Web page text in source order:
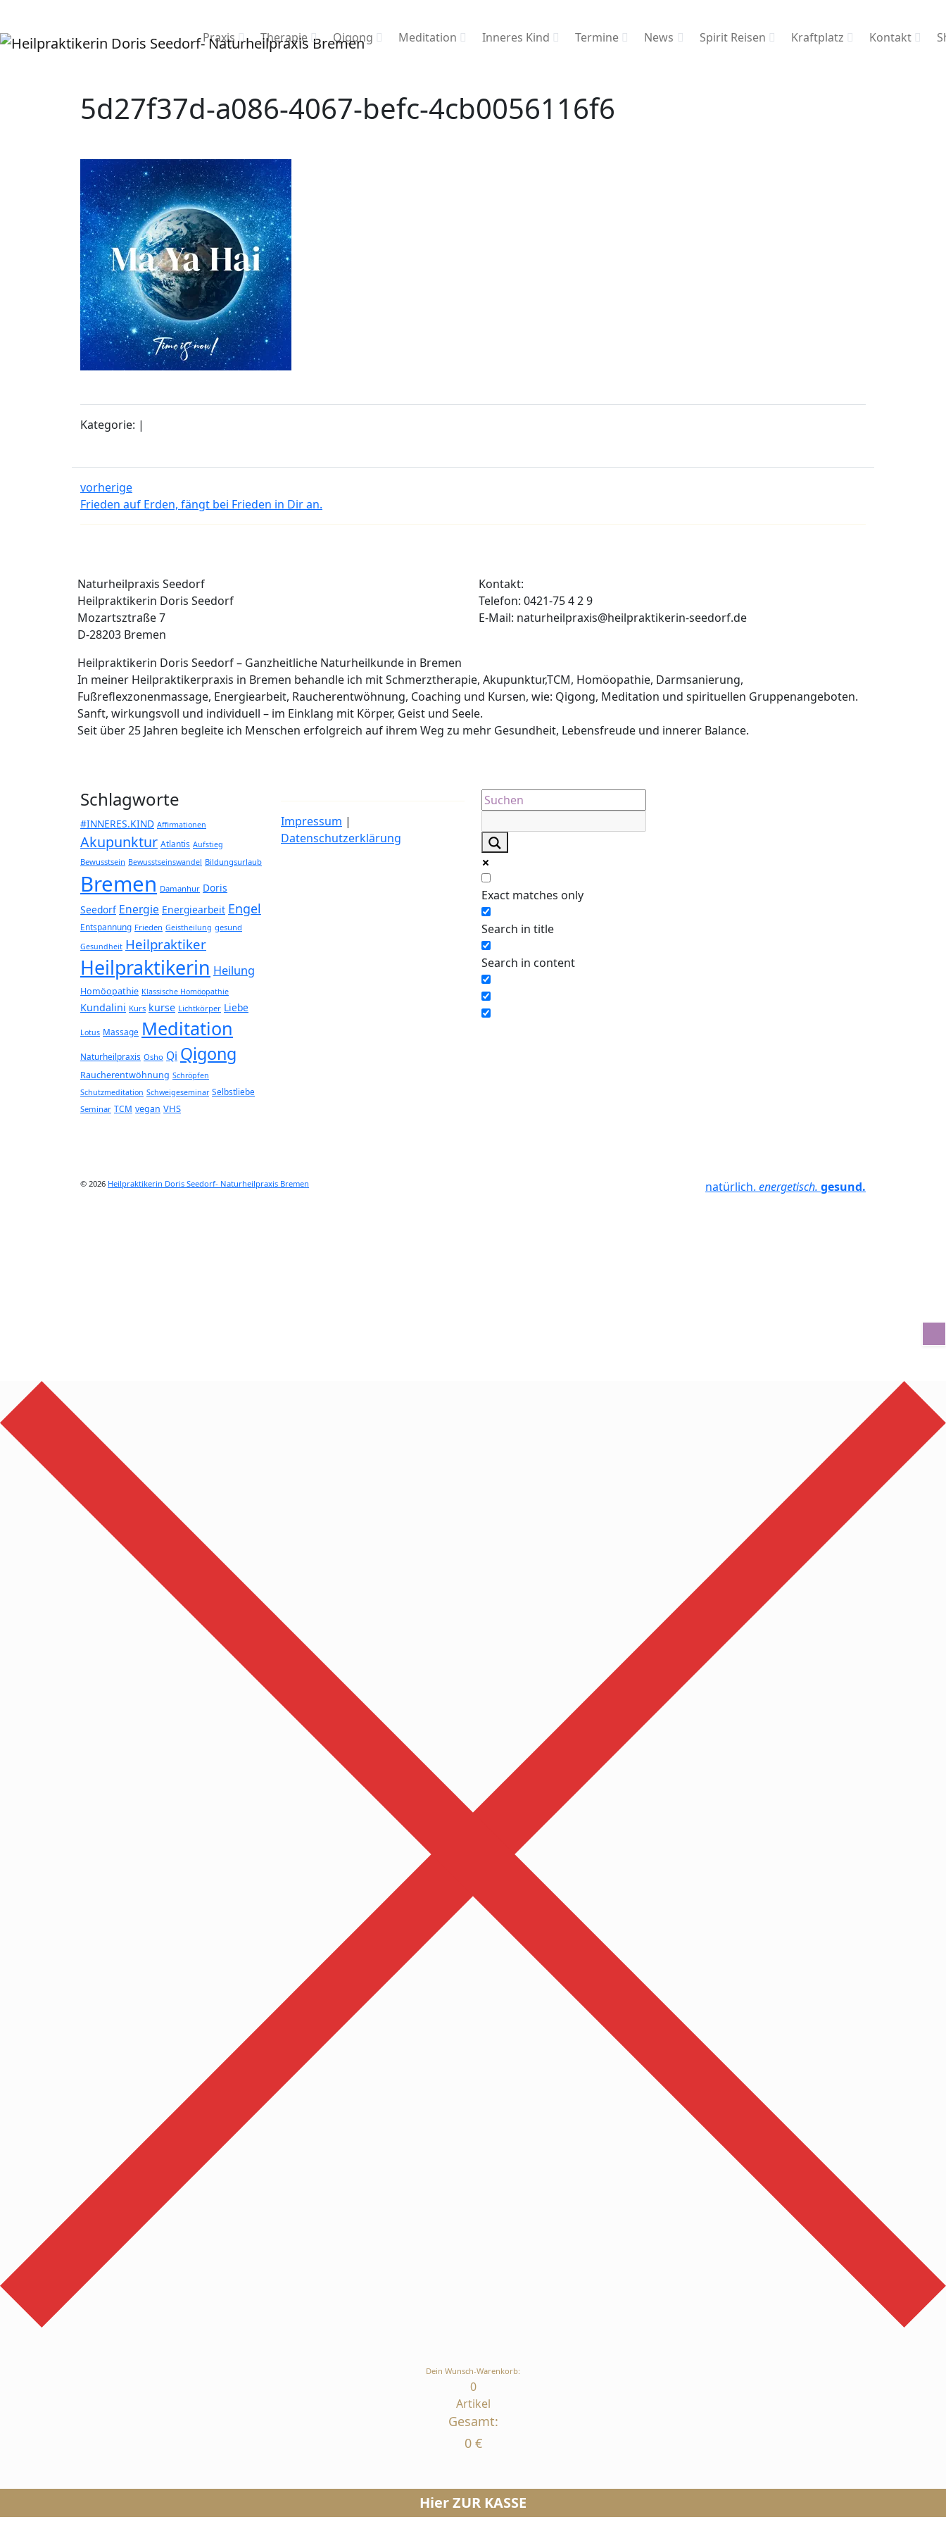
Praxis Therapie Qigong Meditation Inneres Kind Termine News Spirit Reisen Kraftplatz Kontakt
5d27f37d-a086-4067-befc-4cb0056116f6
Kategorie: |
vorherige
Frieden auf Erden, fängt bei Frieden in Dir an.
Naturheilpraxis Seedorf
Heilpraktikerin Doris Seedorf
Mozartsztraße 7
D-28203 Bremen
Kontakt:
Telefon: 0421-75 4 2 9
E-Mail: naturheilpraxis@heilpraktikerin-seedorf.de
Heilpraktikerin Doris Seedorf – Ganzheitliche Naturheilkunde in Bremen
In meiner Heilpraktikerpraxis in Bremen behandle ich mit Schmerztherapie, Akupunktur,TCM, Homöopathie, Darmsanierung,
Fußreflexzonenmassage, Energiearbeit, Raucherentwöhnung, Coaching und Kursen, wie: Qigong, Meditation und spirituellen Gruppenangeboten.
Sanft, wirkungsvoll und individuell – im Einklang mit Körper, Geist und Seele.
Seit über 25 Jahren begleite ich Menschen erfolgreich auf ihrem Weg zu mehr Gesundheit, Lebensfreude und innerer Balance.
Schlagworte
#INNERES.KIND Affirmationen
Akupunktur Atlantis Aufstieg
Bewusstsein Bewusstseinswandel Bildungsurlaub
Bremen Damanhur Doris
Seedorf Energie Energiearbeit Engel
Entspannung Frieden Geistheilung gesund
Gesundheit Heilpraktiker
Heilpraktikerin Heilung
Homöopathie Klassische Homöopathie
Kundalini Kurs kurse Lichtkörper Liebe
Lotus Massage Meditation
Naturheilpraxis Osho Qi Qigong
Raucherentwöhnung Schröpfen
Schutzmeditation Schweigeseminar Selbstliebe
Seminar TCM vegan VHS
Impressum |
Datenschutzerklärung
Exact matches only
Search in title
Search in content
© 2026 Heilpraktikerin Doris Seedorf- Naturheilpraxis Bremen natürlich. energetisch. gesund.
Dein Wunsch-Warenkorb:
0
Artikel
Gesamt:
0 €
Hier ZUR KASSE